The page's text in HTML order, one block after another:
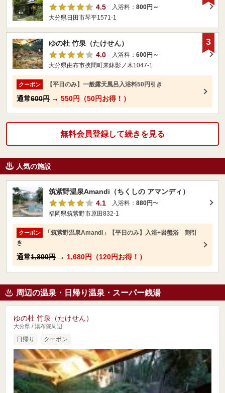
4.5
入浴料： 800円～
大分県日田市琴平1571-1
ゆの杜 竹泉（たけせん）
4.0
入浴料： 600円～
大分県由布市挾間町来鉢影ノ木1047-1
クーポン 【平日のみ】一般露天風呂入浴料50円引き
通常600円 → 550円（50円お得！）
3
無料会員登録して続きを見る
人気の施設
筑紫野温泉Amandi（ちくしの アマンディ）
4.1
入浴料： 880円〜
福岡県筑紫野市原田832-1
クーポン
「筑紫野温泉Amandi」【平日のみ】入浴+岩盤浴 割引
き
通常1,800円 → 1,680円（120円お得！）
周辺の温泉・日帰り温泉・スーパー銭湯
ゆの杜 竹泉（たけせん）
大分県 / 湯布院周辺
日帰り クーポン